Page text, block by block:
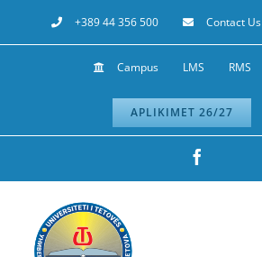
to
+389 44 356 500 Contact Us
Campus LMS RMS
APLIKIMET 26/27